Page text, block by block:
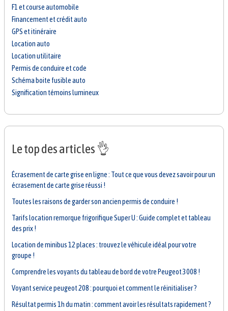
F1 et course automobile
Financement et crédit auto
GPS et itinéraire
Location auto
Location utilitaire
Permis de conduire et code
Schéma boite fusible auto
Signification témoins lumineux
Le top des articles 👌
Écrasement de carte grise en ligne : Tout ce que vous devez savoir pour un
écrasement de carte grise réussi !
Toutes les raisons de garder son ancien permis de conduire !
Tarifs location remorque frigorifique Super U : Guide complet et tableau
des prix !
Location de minibus 12 places : trouvez le véhicule idéal pour votre
groupe !
Comprendre les voyants du tableau de bord de votre Peugeot 3008 !
Voyant service peugeot 208 : pourquoi et comment le réinitialiser ?
Résultat permis 1h du matin : comment avoir les résultats rapidement ?